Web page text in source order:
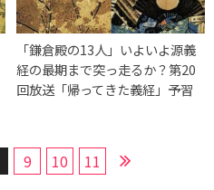
「鎌倉殿の13人」いよいよ源義
経の最期まで突っ走るか？第20
回放送「帰ってきた義経」予習
9 10 11